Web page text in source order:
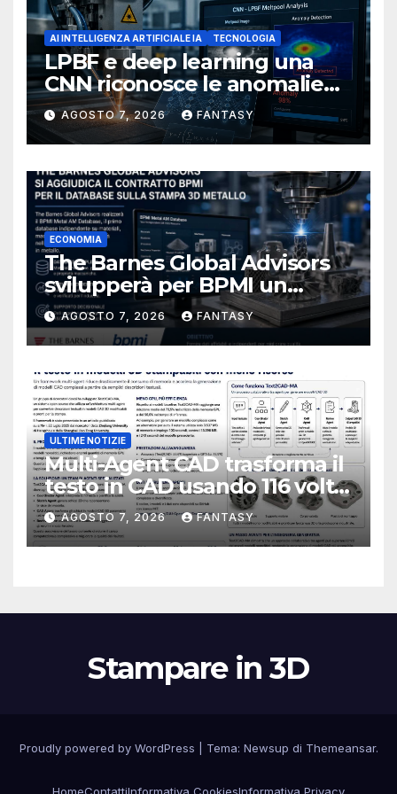
AI INTELLIGENZA ARTIFICIALE IA TECNOLOGIA
LPBF e deep learning una
CNN riconosce le anomalie
del bagno di fusione
AGOSTO 7, 2026 FANTASY
ECONOMIA
The Barnes Global Advisors
svilupperà per BPMI un
database per la stampa 3D
metallica destinata alla filiera
navale statunitense
AGOSTO 7, 2026 FANTASY
ULTIME NOTIZIE
Multi-Agent CAD trasforma il
testo in CAD usando 116 volte
meno token
AGOSTO 7, 2026 FANTASY
Stampare in 3D
Proudly powered by WordPress Tema: Newsup di Themeansar.